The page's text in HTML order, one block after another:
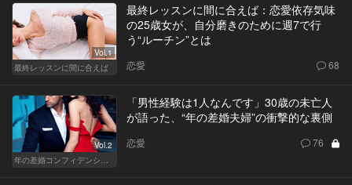
Vol.1
最終レッスンに間に合えば
最終レッスンに間に合えば：恋愛依存気味
の25歳女が、自分磨きのために週7で行
う“ルーチン”とは
恋愛 68
Vol.2
「男性経験は1人なんです」30歳の未亡人
が語った、“年の差婚夫婦”の衝撃的な裏側
恋愛 76